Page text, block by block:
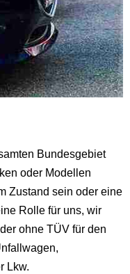
Bundesgebiet
oder Modellen
Zustand sein oder eine
Rolle für uns, wir
ohne TÜV für den
Lkw.